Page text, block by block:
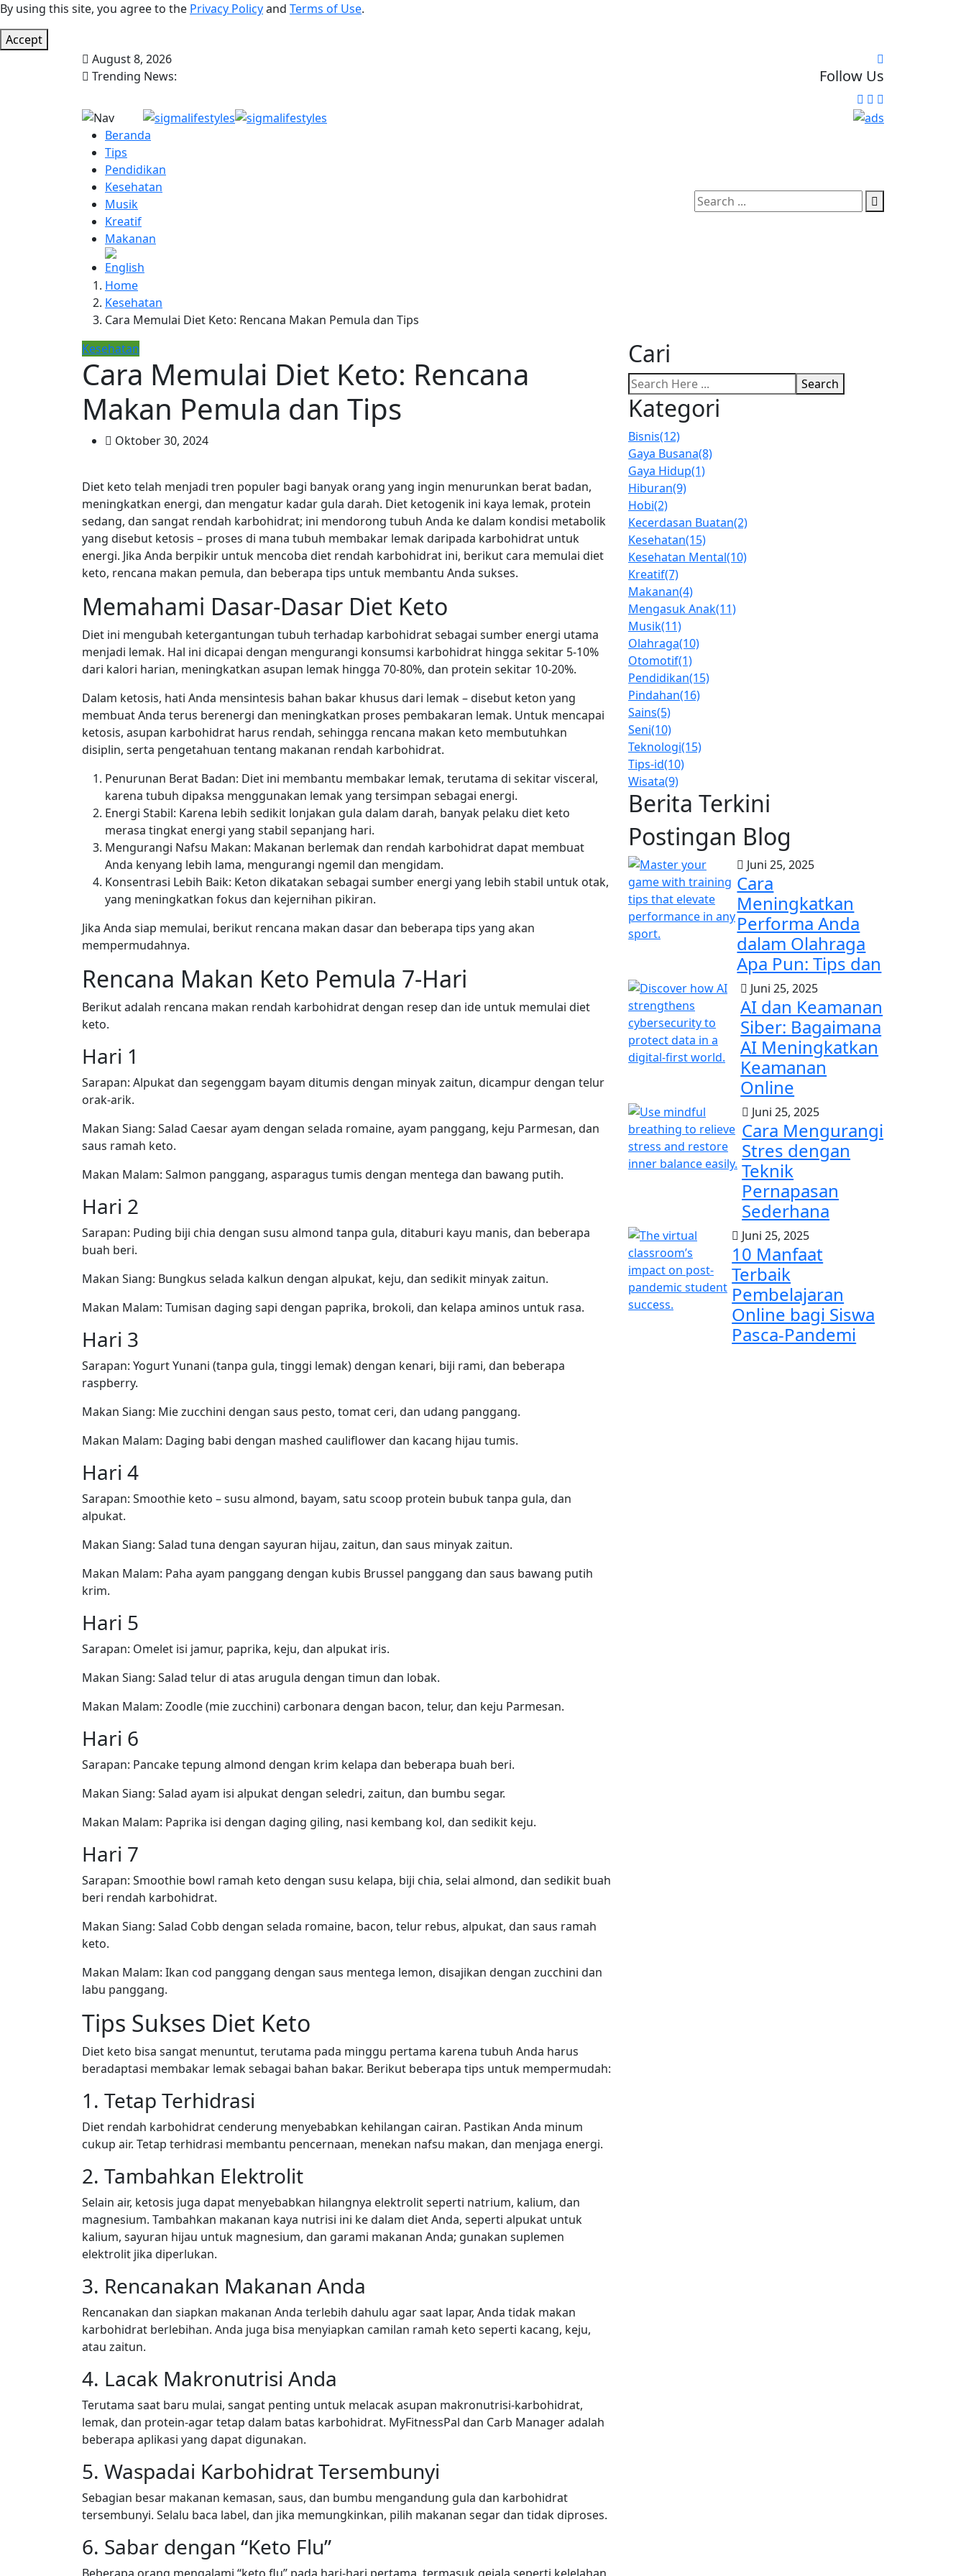
By using this site, you agree to the Privacy Policyand Terms of Use.
Accept
August 8, 2026
Trending News:
Follow Us
Beranda
Tips
Pendidikan
Kesehatan
Musik
Kreatif
Makanan
Home
Kesehatan
Cara Memulai Diet Keto: Rencana Makan Pemula dan Tips
Kesehatan
Cara Memulai Diet Keto: Rencana
Makan Pemula dan Tips
Oktober 30, 2024
Diet keto telah menjadi tren populer bagi banyak orang yang ingin menurunkan berat badan,
meningkatkan energi, dan mengatur kadar gula darah. Diet ketogenik ini kaya lemak, protein
sedang, dan sangat rendah karbohidrat; ini mendorong tubuh Anda ke dalam kondisi metabolik
yang disebut ketosis – proses di mana tubuh membakar lemak daripada karbohidrat untuk
energi. Jika Anda berpikir untuk mencoba diet rendah karbohidrat ini, berikut cara memulai diet
keto, rencana makan pemula, dan beberapa tips untuk membantu Anda sukses.
Memahami Dasar-Dasar Diet Keto
Diet ini mengubah ketergantungan tubuh terhadap karbohidrat sebagai sumber energi utama
menjadi lemak. Hal ini dicapai dengan mengurangi konsumsi karbohidrat hingga sekitar 5-10%
dari kalori harian, meningkatkan asupan lemak hingga 70-80%, dan protein sekitar 10-20%.
Dalam ketosis, hati Anda mensintesis bahan bakar khusus dari lemak – disebut keton yang
membuat Anda terus berenergi dan meningkatkan proses pembakaran lemak. Untuk mencapai
ketosis, asupan karbohidrat harus rendah, sehingga rencana makan keto membutuhkan
disiplin, serta pengetahuan tentang makanan rendah karbohidrat.
Penurunan Berat Badan: Diet ini membantu membakar lemak, terutama di sekitar visceral,
karena tubuh dipaksa menggunakan lemak yang tersimpan sebagai energi.
Energi Stabil: Karena lebih sedikit lonjakan gula dalam darah, banyak pelaku diet keto
merasa tingkat energi yang stabil sepanjang hari.
Mengurangi Nafsu Makan: Makanan berlemak dan rendah karbohidrat dapat membuat
Anda kenyang lebih lama, mengurangi ngemil dan mengidam.
Konsentrasi Lebih Baik: Keton dikatakan sebagai sumber energi yang lebih stabil untuk otak,
yang meningkatkan fokus dan kejernihan pikiran.
Jika Anda siap memulai, berikut rencana makan dasar dan beberapa tips yang akan
mempermudahnya.
Rencana Makan Keto Pemula 7-Hari
Berikut adalah rencana makan rendah karbohidrat dengan resep dan ide untuk memulai diet
keto.
Hari 1
Sarapan: Alpukat dan segenggam bayam ditumis dengan minyak zaitun, dicampur dengan telur
orak-arik.
Makan Siang: Salad Caesar ayam dengan selada romaine, ayam panggang, keju Parmesan, dan
saus ramah keto.
Makan Malam: Salmon panggang, asparagus tumis dengan mentega dan bawang putih.
Hari 2
Sarapan: Puding biji chia dengan susu almond tanpa gula, ditaburi kayu manis, dan beberapa
buah beri.
Makan Siang: Bungkus selada kalkun dengan alpukat, keju, dan sedikit minyak zaitun.
Makan Malam: Tumisan daging sapi dengan paprika, brokoli, dan kelapa aminos untuk rasa.
Hari 3
Sarapan: Yogurt Yunani (tanpa gula, tinggi lemak) dengan kenari, biji rami, dan beberapa
raspberry.
Makan Siang: Mie zucchini dengan saus pesto, tomat ceri, dan udang panggang.
Makan Malam: Daging babi dengan mashed cauliflower dan kacang hijau tumis.
Hari 4
Sarapan: Smoothie keto – susu almond, bayam, satu scoop protein bubuk tanpa gula, dan
alpukat.
Makan Siang: Salad tuna dengan sayuran hijau, zaitun, dan saus minyak zaitun.
Makan Malam: Paha ayam panggang dengan kubis Brussel panggang dan saus bawang putih
krim.
Hari 5
Sarapan: Omelet isi jamur, paprika, keju, dan alpukat iris.
Makan Siang: Salad telur di atas arugula dengan timun dan lobak.
Makan Malam: Zoodle (mie zucchini) carbonara dengan bacon, telur, dan keju Parmesan.
Hari 6
Sarapan: Pancake tepung almond dengan krim kelapa dan beberapa buah beri.
Makan Siang: Salad ayam isi alpukat dengan seledri, zaitun, dan bumbu segar.
Makan Malam: Paprika isi dengan daging giling, nasi kembang kol, dan sedikit keju.
Hari 7
Sarapan: Smoothie bowl ramah keto dengan susu kelapa, biji chia, selai almond, dan sedikit buah
beri rendah karbohidrat.
Makan Siang: Salad Cobb dengan selada romaine, bacon, telur rebus, alpukat, dan saus ramah
keto.
Makan Malam: Ikan cod panggang dengan saus mentega lemon, disajikan dengan zucchini dan
labu panggang.
Tips Sukses Diet Keto
Diet keto bisa sangat menuntut, terutama pada minggu pertama karena tubuh Anda harus
beradaptasi membakar lemak sebagai bahan bakar. Berikut beberapa tips untuk mempermudah:
1. Tetap Terhidrasi
Diet rendah karbohidrat cenderung menyebabkan kehilangan cairan. Pastikan Anda minum
cukup air. Tetap terhidrasi membantu pencernaan, menekan nafsu makan, dan menjaga energi.
2. Tambahkan Elektrolit
Selain air, ketosis juga dapat menyebabkan hilangnya elektrolit seperti natrium, kalium, dan
magnesium. Tambahkan makanan kaya nutrisi ini ke dalam diet Anda, seperti alpukat untuk
kalium, sayuran hijau untuk magnesium, dan garami makanan Anda; gunakan suplemen
elektrolit jika diperlukan.
3. Rencanakan Makanan Anda
Rencanakan dan siapkan makanan Anda terlebih dahulu agar saat lapar, Anda tidak makan
karbohidrat berlebihan. Anda juga bisa menyiapkan camilan ramah keto seperti kacang, keju,
atau zaitun.
4. Lacak Makronutrisi Anda
Terutama saat baru mulai, sangat penting untuk melacak asupan makronutrisi-karbohidrat,
lemak, dan protein-agar tetap dalam batas karbohidrat. MyFitnessPal dan Carb Manager adalah
beberapa aplikasi yang dapat digunakan.
5. Waspadai Karbohidrat Tersembunyi
Sebagian besar makanan kemasan, saus, dan bumbu mengandung gula dan karbohidrat
tersembunyi. Selalu baca label, dan jika memungkinkan, pilih makanan segar dan tidak diproses.
6. Sabar dengan “Keto Flu”
Cari
Search
Kategori
Bisnis(12)
Gaya Busana(8)
Gaya Hidup(1)
Hiburan(9)
Hobi(2)
Kecerdasan Buatan(2)
Kesehatan(15)
Kesehatan Mental(10)
Kreatif(7)
Makanan(4)
Mengasuk Anak(11)
Musik(11)
Olahraga(10)
Otomotif(1)
Pendidikan(15)
Pindahan(16)
Sains(5)
Seni(10)
Teknologi(15)
Tips-id(10)
Wisata(9)
Berita Terkini
Postingan Blog
Juni 25, 2025
Cara
Meningkatkan
Performa Anda
dalam Olahraga
Apa Pun: Tips dan
Juni 25, 2025
AI dan Keamanan
Siber: Bagaimana
AI Meningkatkan
Keamanan
Online
Juni 25, 2025
Cara Mengurangi
Stres dengan
Teknik
Pernapasan
Sederhana
Juni 25, 2025
10 Manfaat
Terbaik
Pembelajaran
Online bagi Siswa
Pasca-Pandemi